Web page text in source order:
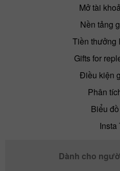
Mở tài
Nền tảng
Tiền thưởng
Gifts for
Điều kiện
Phân
Biểu
Insta
Dành cho